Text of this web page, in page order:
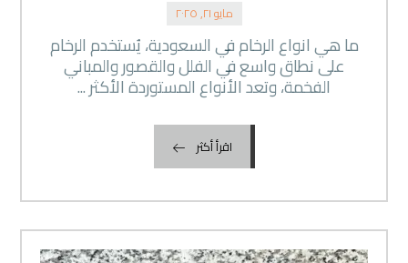
مايو ٢١, ٢٠٢٥
ما هي انواع الرخام في السعودية، يُستخدم الرخام
على نطاق واسع في الفلل والقصور والمباني
الفخمة، وتعد الأنواع المستوردة الأكثر ...
اقرأ أكثر